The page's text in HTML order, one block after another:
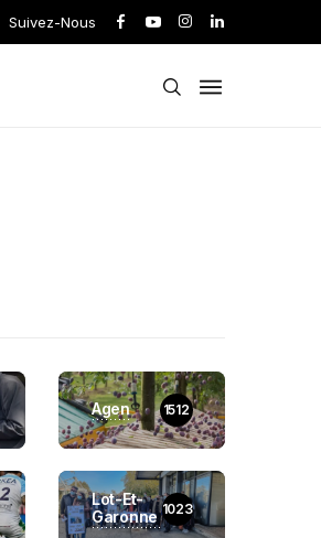
Suivez-Nous
Agen 1512
Lot-Et-
Garonne 1023